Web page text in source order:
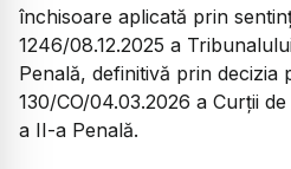
închisoare aplicată prin
1246/08.12.2025 a
Penală, definitivă prin decizia
130/CO/04.03.2026 a Curții
a II-a Penală.